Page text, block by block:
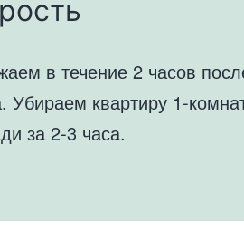
в течение 2 часов
Убираем квартиру 1-
за 2-3 часа.